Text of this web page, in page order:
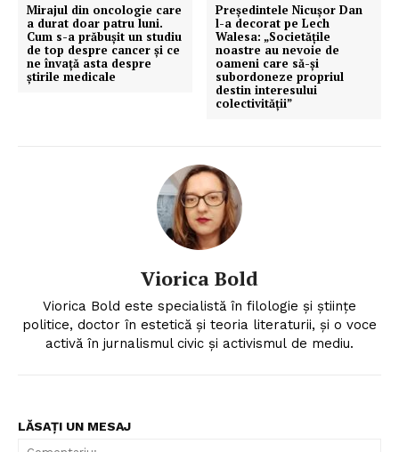
Mirajul din oncologie care
a durat doar patru luni.
Cum s-a prăbușit un studiu
de top despre cancer și ce
ne învață asta despre
știrile medicale
​Președintele Nicușor Dan
l-a decorat pe Lech
Walesa: „Societățile
noastre au nevoie de
oameni care să-și
subordoneze propriul
destin interesului
colectivității”
Viorica Bold
Viorica Bold este specialistă în filologie și științe
politice, doctor în estetică și teoria literaturii, și o voce
activă în jurnalismul civic și activismul de mediu.
LĂSAȚI UN MESAJ